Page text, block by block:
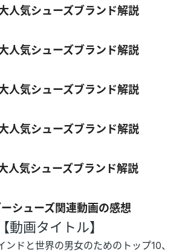
人気シューズブランド解説
人気シューズブランド解説
人気シューズブランド解説
人気シューズブランド解説
人気シューズブランド解説
シューズ関連動画の感想
【動画タイトル】
ンドと世界の男女のためのトップ10、